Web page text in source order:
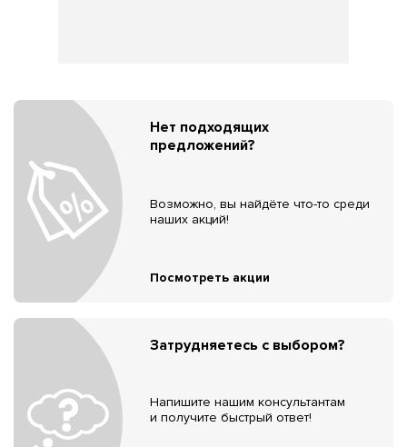
Нет подходящих
предложений?
Возможно, вы найдёте что-то среди
наших акций!
Посмотреть акции
Затрудняетесь с выбором?
Напишите нашим консультантам
и получите быстрый ответ!